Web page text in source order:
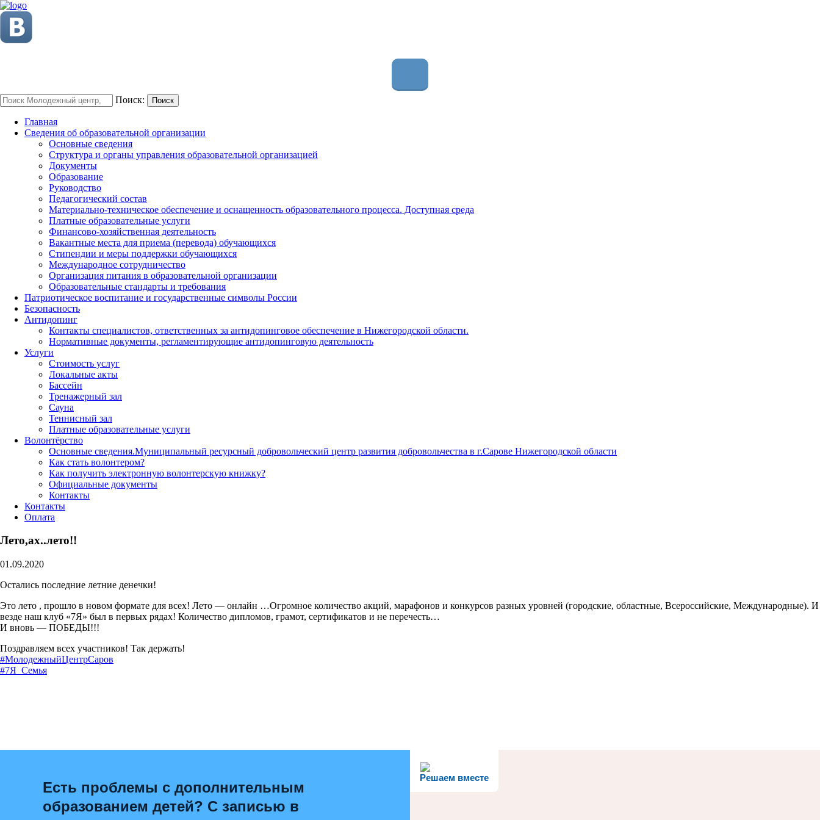
Поиск: Поиск
Главная
Сведения об образовательной организации
Основные сведения
Структура и органы управления образовательной организацией
Документы
Образование
Руководство
Педагогический состав
Материально-техническое обеспечение и оснащенность образовательного процесса. Доступная среда
Платные образовательные услуги
Финансово-хозяйственная деятельность
Вакантные места для приема (перевода) обучающихся
Стипендии и меры поддержки обучающихся
Международное сотрудничество
Организация питания в образовательной организации
Образовательные стандарты и требования
Патриотическое воспитание и государственные символы России
Безопасность
Антидопинг
Контакты специалистов, ответственных за антидопинговое обеспечение в Нижегородской области.
Нормативные документы, регламентирующие антидопинговую деятельность
Услуги
Стоимость услуг
Локальные акты
Бассейн
Тренажерный зал
Сауна
Теннисный зал
Платные образовательные услуги
Волонтёрство
Основные сведения.Муниципальный ресурсный добровольческий центр развития добровольчества в г.Сарове Нижегородской области
Как стать волонтером?
Как получить электронную волонтерскую книжку?
Официальные документы
Контакты
Контакты
Оплата
Лето,ах..лето!!
01.09.2020
Остались последние летние денечки!
Это лето , прошло в новом формате для всех! Лето — онлайн …Огромное количество акций, марафонов и конкурсов разных уровней (городские, областные, Всероссийские, Международные). И
везде наш клуб «7Я» был в первых рядах! Количество дипломов, грамот, сертификатов и не перечесть…
И вновь — ПОБЕДЫ!!!
Поздравляем всех участников! Так держать!
#МолодежныйЦентрСаров
#7Я_Семья
Решаем вместе
Есть проблемы с дополнительным
образованием детей? С записью в